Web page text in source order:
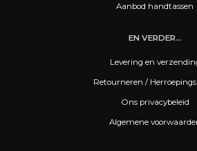
Aanbod handtassen
EN VERDER...
Levering en
Retourneren /
Ons privacybeleid
Algemene